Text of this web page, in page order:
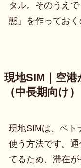
タル。そのうえ
態」を作っておく
現地SIM｜空
（中長期向け）
現地SIMは、ベト
使う方法です。
てるため、滞在